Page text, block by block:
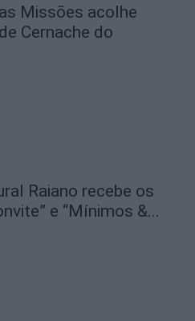
Missões acolhe
Cernache do
Raiano recebe os
e “Mínimos &...